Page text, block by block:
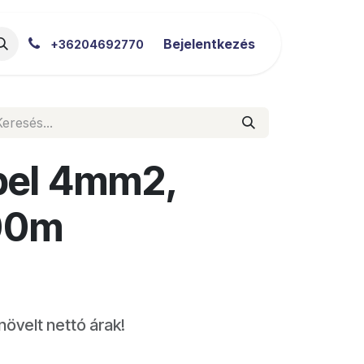
Blog Letöltések
+36204692770 Bejelentkezés
4mm2,
nettó árak!